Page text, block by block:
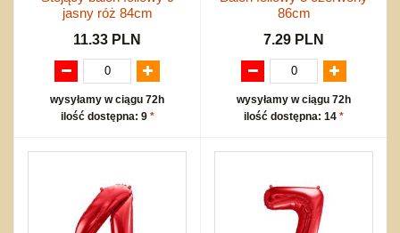
jasny róż 84cm
11.33 PLN
wysyłamy w ciągu 72h
ilość dostępna: 9 *
86cm
7.29 PLN
wysyłamy w ciągu 72h
ilość dostępna: 14 *